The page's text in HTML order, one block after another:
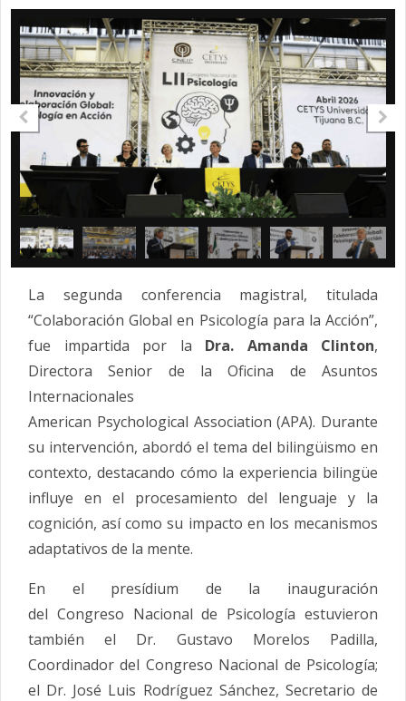
La segunda conferencia magistral, titulada
“Colaboración Global en Psicología para la Acción”,
fue impartida por la Dra. Amanda Clinton,
Directora Senior de la Oficina de Asuntos
Internacionales
American Psychological Association (APA). Durante
su intervención, abordó el tema del bilingüismo en
contexto, destacando cómo la experiencia bilingüe
influye en el procesamiento del lenguaje y la
cognición, así como su impacto en los mecanismos
adaptativos de la mente.
En el presídium de la inauguración
del Congreso Nacional de Psicología estuvieron
también el Dr. Gustavo Morelos Padilla,
Coordinador del Congreso Nacional de Psicología;
el Dr. José Luis Rodríguez Sánchez, Secretario de